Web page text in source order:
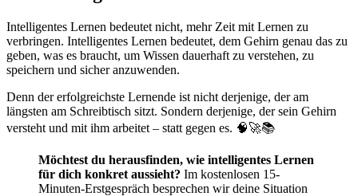
Intelligentes Lernen bedeutet nicht, mehr Zeit mit Lernen zu
verbringen. Intelligentes Lernen bedeutet, dem Gehirn genau das zu
geben, was es braucht, um Wissen dauerhaft zu verstehen, zu
speichern und sicher anzuwenden.
Denn der erfolgreichste Lernende ist nicht derjenige, der am
längsten am Schreibtisch sitzt. Sondern derjenige, der sein Gehirn
versteht und mit ihm arbeitet – statt gegen es. 🧠🚀📚
Möchtest du herausfinden, wie intelligentes Lernen
für dich konkret aussieht? Im kostenlosen 15-
Minuten-Erstgespräch besprechen wir deine Situation